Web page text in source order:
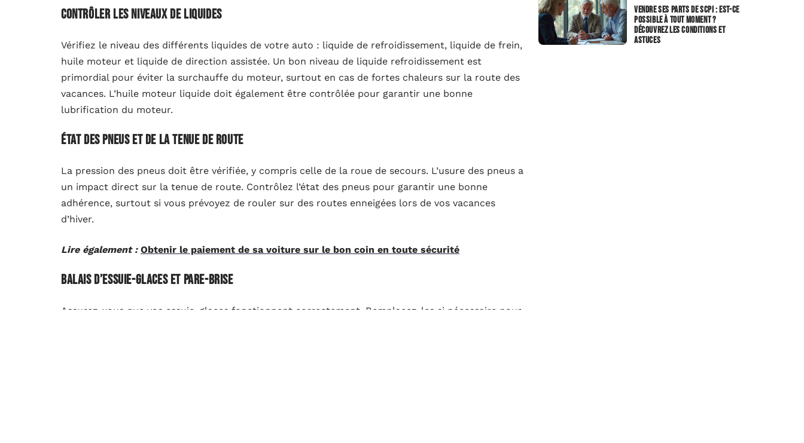
Contrôler les niveaux de liquides
Vérifiez le niveau des différents liquides de votre auto : liquide de refroidissement, liquide de frein,
huile moteur et liquide de direction assistée. Un bon niveau de liquide refroidissement est
primordial pour éviter la surchauffe du moteur, surtout en cas de fortes chaleurs sur la route des
vacances. L’huile moteur liquide doit également être contrôlée pour garantir une bonne
lubrification du moteur.
État des pneus et de la tenue de route
La pression des pneus doit être vérifiée, y compris celle de la roue de secours. L’usure des pneus a
un impact direct sur la tenue de route. Contrôlez l’état des pneus pour garantir une bonne
adhérence, surtout si vous prévoyez de rouler sur des routes enneigées lors de vos vacances
d’hiver.
Lire également : Obtenir le paiement de sa voiture sur le bon coin en toute sécurité
Balais d’essuie-glaces et pare-brise
Assurez-vous que vos essuie-glaces fonctionnent correctement. Remplacez-les si nécessaire pour
Vendre ses parts de SCPI : est-ce
possible à tout moment ?
Découvrez les conditions et
astuces